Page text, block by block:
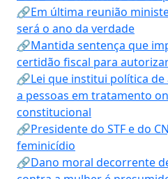
🔗Em última reunião
será o ano da verdade
🔗Mantida sentença que
certidão fiscal para
🔗Lei que institui política de
a pessoas em tratamento
constitucional
🔗Presidente do STF e do
feminicídio
🔗Dano moral decorrente